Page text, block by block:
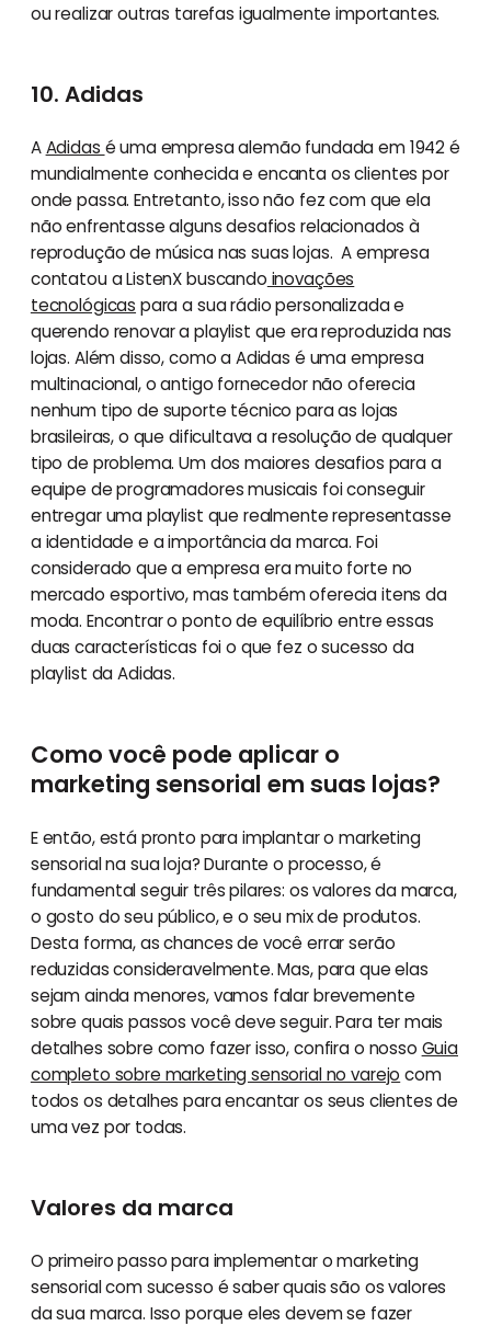
ou realizar outras tarefas igualmente importantes.
10. Adidas
AAdidas é uma empresa alemão fundada em 1942 é
mundialmente conhecida e encanta os clientes por
onde passa. Entretanto, isso não fez com que ela
não enfrentasse alguns desafios relacionados à
reprodução de música nas suas lojas. A empresa
contatou a ListenX buscando inovações
tecnológicas para a sua rádio personalizada e
querendo renovar a playlist que era reproduzida nas
lojas. Além disso, como a Adidas é uma empresa
multinacional, o antigo fornecedor não oferecia
nenhum tipo de suporte técnico para as lojas
brasileiras, o que dificultava a resolução de qualquer
tipo de problema. Um dos maiores desafios para a
equipe de programadores musicais foi conseguir
entregar uma playlist que realmente representasse
a identidade e a importância da marca. Foi
considerado que a empresa era muito forte no
mercado esportivo, mas também oferecia itens da
moda. Encontrar o ponto de equilíbrio entre essas
duas características foi o que fez o sucesso da
playlist da Adidas.
Como você pode aplicar o
marketing sensorial em suas lojas?
E então, está pronto para implantar o marketing
sensorial na sua loja? Durante o processo, é
fundamental seguir três pilares: os valores da marca,
o gosto do seu público, e o seu mix de produtos.
Desta forma, as chances de você errar serão
reduzidas consideravelmente. Mas, para que elas
sejam ainda menores, vamos falar brevemente
sobre quais passos você deve seguir. Para ter mais
detalhes sobre como fazer isso, confira o nosso Guia
completo sobre marketing sensorial no varejo com
todos os detalhes para encantar os seus clientes de
uma vez por todas.
Valores da marca
O primeiro passo para implementar o marketing
sensorial com sucesso é saber quais são os valores
da sua marca. Isso porque eles devem se fazer